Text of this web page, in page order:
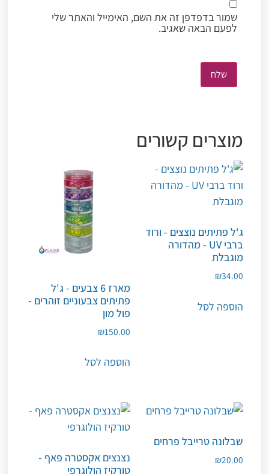
שמור בדפדפן זה את השם, האימייל והאתר שלי
לפעם הבאה שאגיב.
מוצרים קשורים
ג'ל פתיתים נוצצים - ורוד
ברבי UV - מהדורה
מוגבלת
₪34.00
הוספה לסל
מארז 6 צבעים - ג'ל
פתיתים צבעוניים זוהרים -
פול מון
₪150.00
הוספה לסל
שבלונה טרייבל פרחים
₪20.00
נצנצים אקסטרה פאף -
טורקיז הולוגרפי